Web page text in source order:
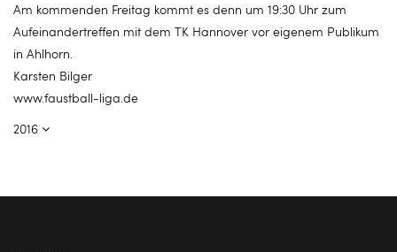
Am kommenden Freitag kommt es denn um 19:30 Uhr zum
Aufeinandertreffen mit dem TK Hannover vor eigenem Publikum
in Ahlhorn.
Karsten Bilger
www.faustball-liga.de
2016